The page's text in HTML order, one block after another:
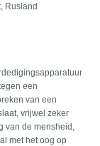
Rusland
een
van een
vrijwel zeker
van de mensheid,
met het oog op